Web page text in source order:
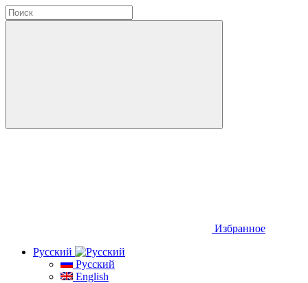
Избранное
Русский
Русский
English